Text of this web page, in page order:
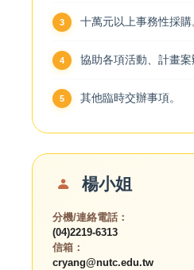
十萬元以上事務性採購
協助各項活動、計畫案
其他臨時交辦事項。
楊小姐
分機/連絡電話：
(04)2219-6313
信箱：
cryang@nutc.edu.tw